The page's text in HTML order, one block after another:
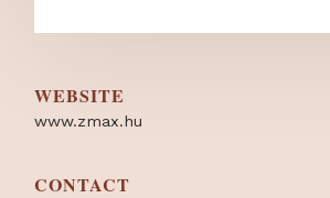
WEBSITE
www.zmax.hu
CONTACT